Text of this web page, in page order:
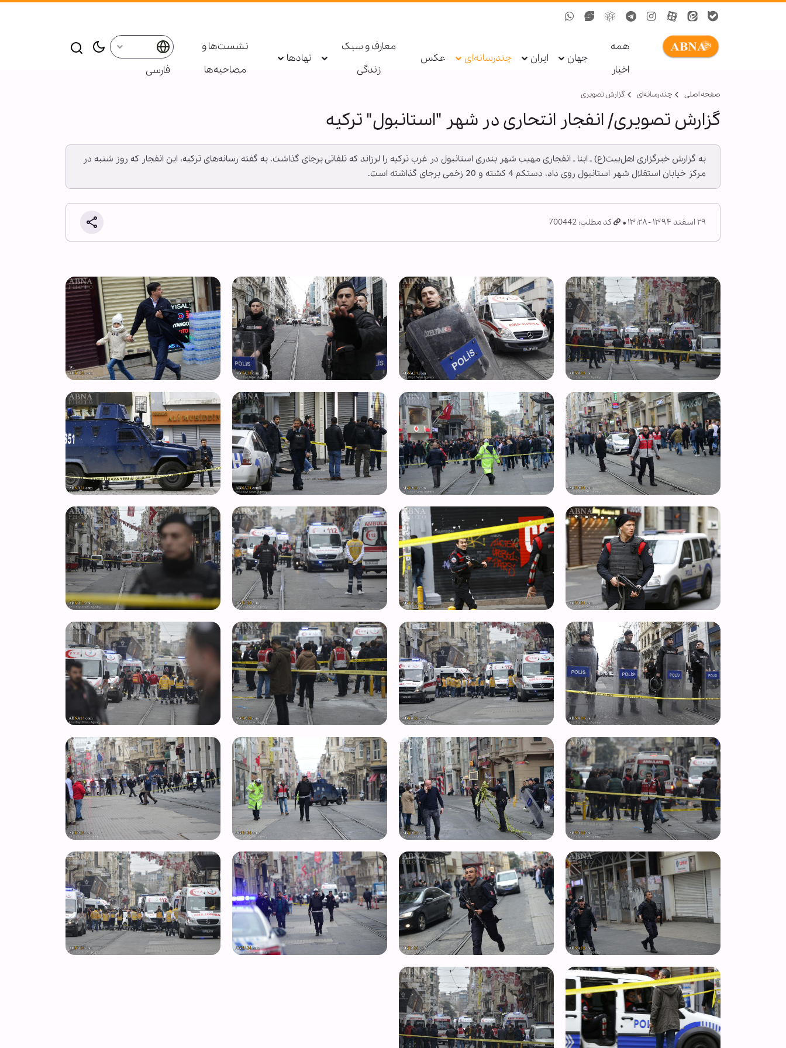
همه
اخبار
جهان ایران چندرسانه‌ای عکس
معارف و سبک
زندگی
نهادها
نشست‌ها و
مصاحبه‌ها
فارسی
صفحه اصلی چندرسانه‌ای گزارش تصويری
گزارش تصویری/ انفجار انتحاری در شهر "استانبول" ترکیه
به گزارش خبرگزاری اهل‌بیت(ع) ـ ابنا ـ انفجاری مهیب شهر بندری استانبول در غرب ترکیه را لرزاند که تلفاتی برجای گذاشت. به گفته رسانه‌های ترکیه، این انفجار که روز شنبه در
مرکز خیابان استقلال شهر استانبول روی داد، دستکم 4 کشته و 20 زخمی برجای گذاشته است.
۲۹ اسفند ۱۳۹۴ - ۱۳:۲۸ کد مطلب: 700442